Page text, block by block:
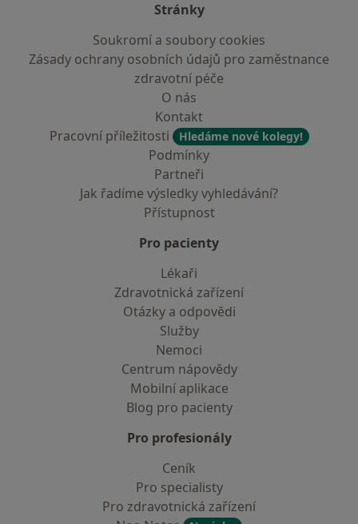
Stránky
Soukromí a soubory cookies
Zásady ochrany osobních údajů pro zaměstnance
zdravotní péče
O nás
Kontakt
Pracovní příležitosti
Hledáme nové kolegy!
Podmínky
Partneři
Jak řadíme výsledky vyhledávání?
Přístupnost
Pro pacienty
Lékaři
Zdravotnická zařízení
Otázky a odpovědi
Služby
Nemoci
Centrum nápovědy
Mobilní aplikace
Blog pro pacienty
Pro profesionály
Ceník
Pro specialisty
Pro zdravotnická zařízení